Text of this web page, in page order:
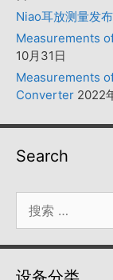
Niao耳放测量发
Measurements
10月31日
Measurements
Converter 2022
Search
索：